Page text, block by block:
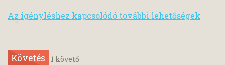
Az igényléshez kapcsolódó további lehetőségek
Követés 1 követő